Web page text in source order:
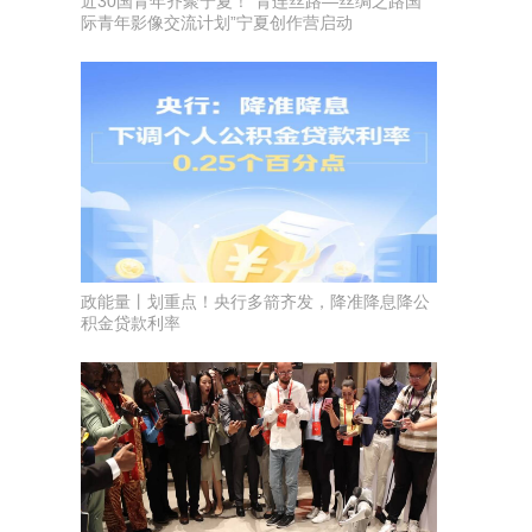
际青年影像交流计划”宁夏创作营启动
政能量丨划重点！央行多箭齐发，降准降息降公
积金贷款利率